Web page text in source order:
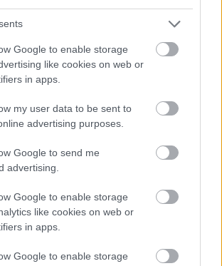
Google to enable storage
like cookies on web or
in apps.
my user data to be sent to
advertising purposes.
Google to send me
advertising.
Google to enable storage
like cookies on web or
in apps.
Google to enable storage
0από 5
Ο Αρχηγός πετάει μια μπάλα στον
ΠΡΟΒΑΤΟ
Όλοι δένουν τα μάτια τους και
χώρο, εκτός από ένα παιδί, που είναι το